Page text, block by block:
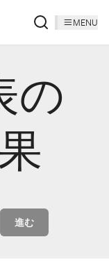
MENU
の
進む